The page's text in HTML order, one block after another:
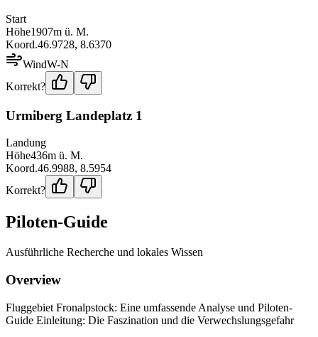
Start
Höhe1907m ü. M.
Koord.46.9728, 8.6370
WindW-N
Korrekt?
Urmiberg Landeplatz 1
Landung
Höhe436m ü. M.
Koord.46.9988, 8.5954
Korrekt?
Piloten-Guide
Ausführliche Recherche und lokales Wissen
Overview
Fluggebiet Fronalpstock: Eine umfassende Analyse und Piloten-
Guide Einleitung: Die Faszination und die Verwechslungsgefahr